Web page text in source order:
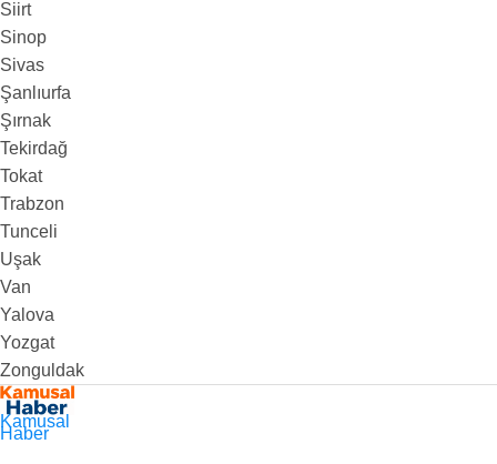
Siirt
Sinop
Sivas
Şanlıurfa
Şırnak
Tekirdağ
Tokat
Trabzon
Tunceli
Uşak
Van
Yalova
Yozgat
Zonguldak
Kamusal
Haber